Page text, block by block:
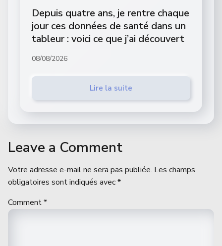
Depuis quatre ans, je rentre chaque
jour ces données de santé dans un
tableur : voici ce que j’ai découvert
08/08/2026
Lire la suite
Leave a Comment
Votre adresse e-mail ne sera pas publiée. Les champs
obligatoires sont indiqués avec*
Comment*